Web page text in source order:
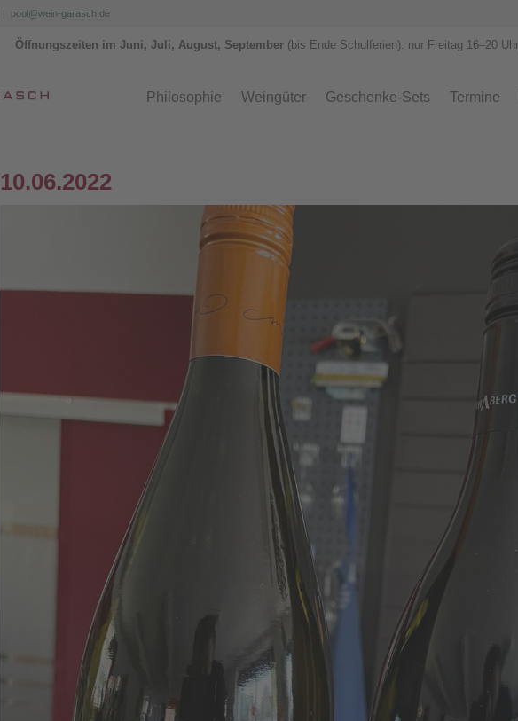
| pool@wein-garasch.de
Öffnungszeiten im Juni, Juli, August, September (bis Ende Schulferien): nur Freitag 16–20
Philosophie Weingüter Geschenke-Sets Termine
10.06.2022